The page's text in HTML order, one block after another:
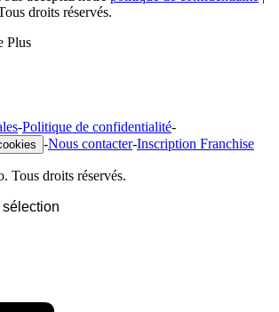
droits réservés.
Plus
-Politique de confidentialité-
-Nous contacter-Inscription Franchise
Tous droits réservés.